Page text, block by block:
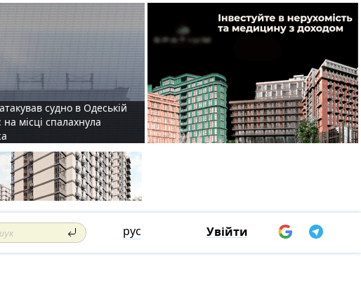
судно в Одеській
на місці спалахнула
рус Увійти